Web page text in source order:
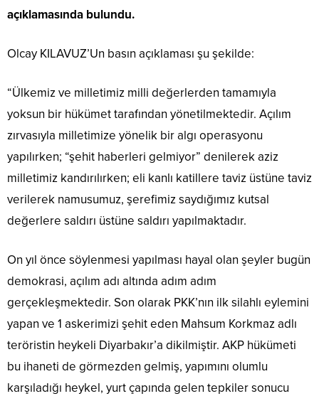
açıklamasında bulundu.
Olcay KILAVUZ’Un basın açıklaması şu şekilde:
“Ülkemiz ve milletimiz milli değerlerden tamamıyla
yoksun bir hükümet tarafından yönetilmektedir. Açılım
zırvasıyla milletimize yönelik bir algı operasyonu
yapılırken; “şehit haberleri gelmiyor” denilerek aziz
milletimiz kandırılırken; eli kanlı katillere taviz üstüne taviz
verilerek namusumuz, şerefimiz saydığımız kutsal
değerlere saldırı üstüne saldırı yapılmaktadır.
On yıl önce söylenmesi yapılması hayal olan şeyler bugün
demokrasi, açılım adı altında adım adım
gerçekleşmektedir. Son olarak PKK’nın ilk silahlı eylemini
yapan ve 1 askerimizi şehit eden Mahsum Korkmaz adlı
teröristin heykeli Diyarbakır’a dikilmiştir. AKP hükümeti
bu ihaneti de görmezden gelmiş, yapımını olumlu
karşıladığı heykel, yurt çapında gelen tepkiler sonucu